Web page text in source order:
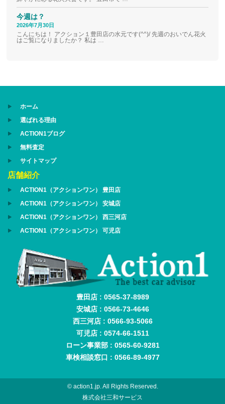
今週は？
2026年7月30日
こんにちは！ アクション１豊田店の水元です(^^)/ 先週のおいでん花火
はご覧になりましたか？ 私は …
ホーム
選ばれる理由
ACTION1ブログ
無料査定
サイトマップ
店舗紹介
ACTION1（アクションワン） 豊田店
ACTION1（アクションワン） 安城店
ACTION1（アクションワン） 西三河店
ACTION1（アクションワン） 可児店
豊田店 : 0565-37-8989
安城店 : 0566-73-4646
西三河店 : 0566-93-5066
可児店 : 0574-66-1511
ローン事業部 : 0565-60-9281
車検相談窓口 : 0566-89-4977
© action1.jp. All Rights Reserved.
株式会社三和サービス